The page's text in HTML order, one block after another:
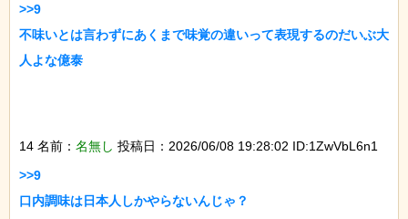
>>9
不味いとは言わずにあくまで味覚の違いって表現するのだいぶ大
人よな億泰
14 名前： 名無し 投稿日：2026/06/08 19:28:02 ID:1ZwVbL6n1
>>9
口内調味は日本人しかやらないんじゃ？